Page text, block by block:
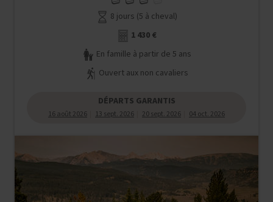
8 jours (5 à cheval)
1 430 €
En famille à partir de 5 ans
Ouvert aux non cavaliers
DÉPARTS GARANTIS
16 août 2026 13 sept. 2026 20 sept. 2026 04 oct. 2026